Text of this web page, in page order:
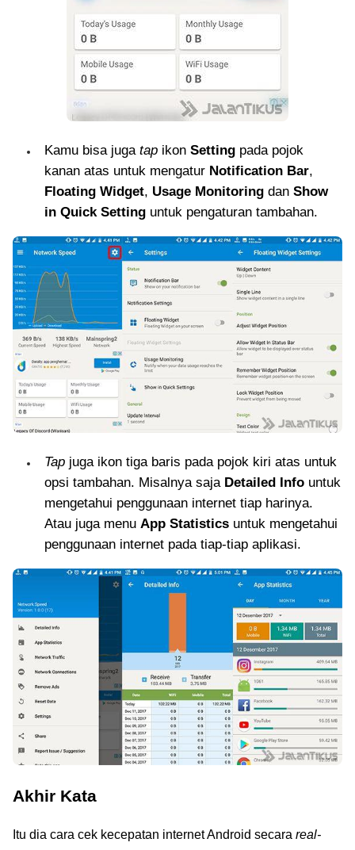
Kamu bisa juga tap ikon Setting pada pojok
kanan atas untuk mengatur Notification Bar,
Floating Widget, Usage Monitoring dan Show
in Quick Setting untuk pengaturan tambahan.
Tap juga ikon tiga baris pada pojok kiri atas untuk
opsi tambahan. Misalnya saja Detailed Info untuk
mengetahui penggunaan internet tiap harinya.
Atau juga menu App Statistics untuk mengetahui
penggunaan internet pada tiap-tiap aplikasi.
Akhir Kata
Itu dia cara cek kecepatan internet Android secara real-